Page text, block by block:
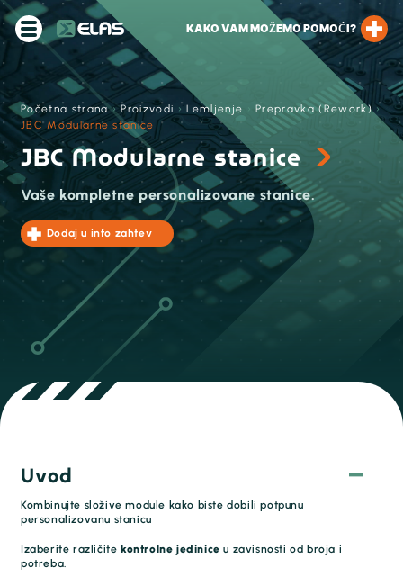
KAKO VAM MOŽEMO POMOĆI?
Početna strana›Proizvodi ›Lemljenje ›Prepravka (Rework)›
JBC Modularne stanice
JBC Modularne stanice
Vaše kompletne personalizovane stanice.
Dodaj u info zahtev
Uvod
Kombinujte složive module kako biste dobili potpunu
personalizovanu stanicu
Izaberite različite kontrolne jedinice u zavisnosti od broja i
potreba.